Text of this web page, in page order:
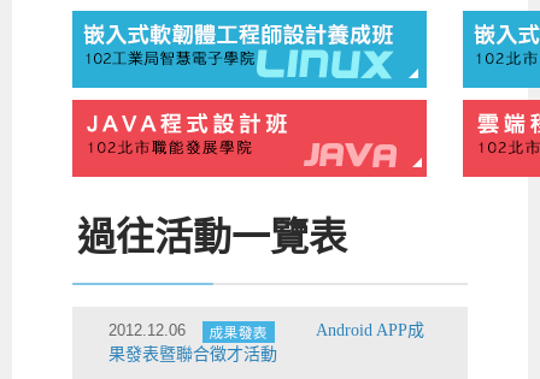
過往活動一覽表
2012.12.06
Android APP成
果發表暨聯合徵才活動